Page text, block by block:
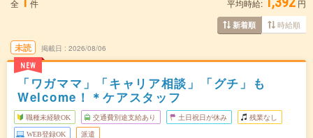
全 件 平均時給: 円
新着順 時給順
未読
NEW
掲載日 2026/08/06
「ワガママ」「キャリア相談」「グチ」も
Welcome！＊ケアスタッフ
職種未経験OK 交通費別途支給あり 土日祝日が休み 残業なし
WEB登録OK 派遣